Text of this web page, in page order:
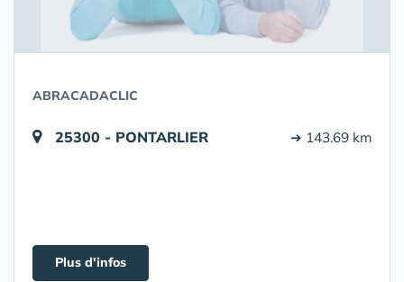
ABRACADACLIC
25300 - PONTARLIER ➔ 143.69 km
Plus d'infos